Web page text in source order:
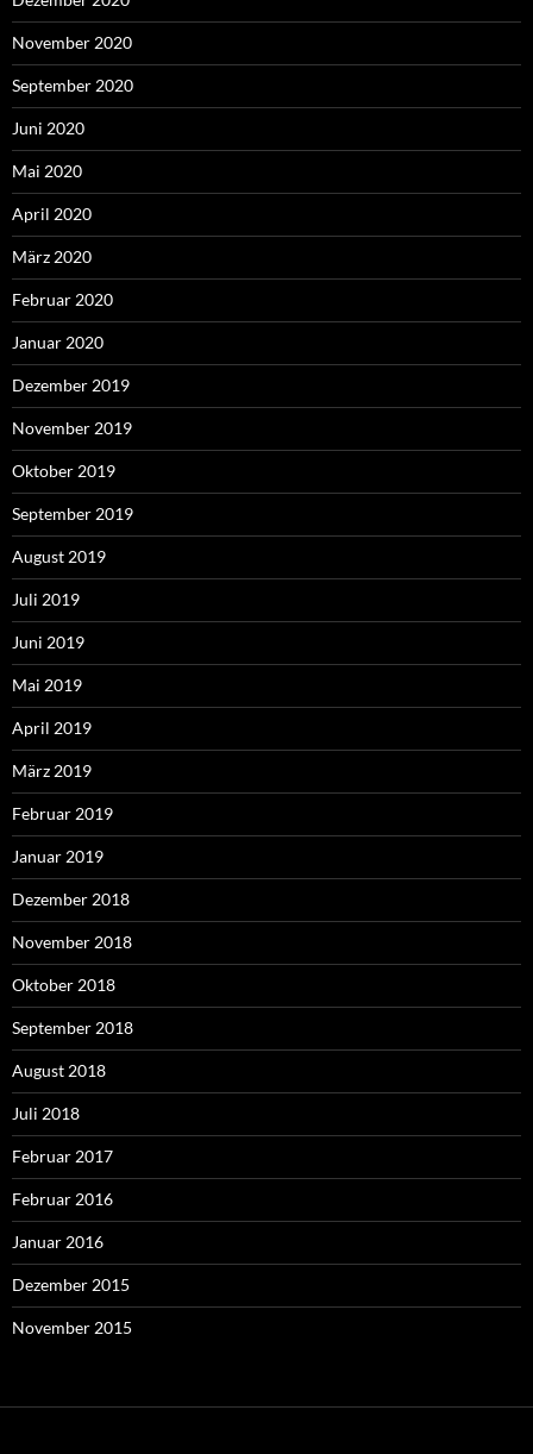
November 2020
September 2020
Juni 2020
Mai 2020
April 2020
März 2020
Februar 2020
Januar 2020
Dezember 2019
November 2019
Oktober 2019
September 2019
August 2019
Juli 2019
Juni 2019
Mai 2019
April 2019
März 2019
Februar 2019
Januar 2019
Dezember 2018
November 2018
Oktober 2018
September 2018
August 2018
Juli 2018
Februar 2017
Februar 2016
Januar 2016
Dezember 2015
November 2015